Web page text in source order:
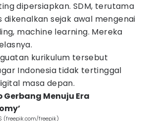
dipersiapkan. SDM, terutama
dikenalkan sejak awal mengenai
machine learning. Mereka
kurikulum tersebut
Indonesia tidak tertinggal
masa depan.
Gerbang Menuju Era
(freepik.com/freepik)